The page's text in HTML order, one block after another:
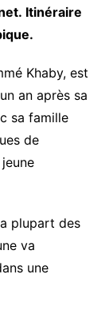
Itinéraire
Khaby, est
an après sa
sa famille
de
plupart des
va
une